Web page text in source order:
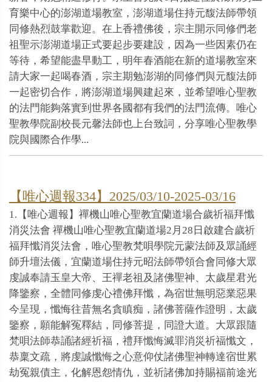
育樂中心的澎湖道場教室，澎湖道場住持元馥法師帶領
同修熱烈鼓掌歡迎。在上香禮佛後，宗主開示同修們老
祖聖示澎湖道場正式要起步要建設，因為一些因素仍在
等待，希望能盡早動工，明年春酒能在新的道場教室來
請大家一起喝春酒，宗主期勉澎湖的同修們與元馥法師
一起密切合作，將澎湖道場興建起來，並希望唯心聖教
的法門能夠落實到世界各國都有我們的法門流傳。唯心
聖教學院副校長元馨法師也上台致詞，分享唯心聖教學
院與國際合作學...
【唯心週報334】2025/03/10-2025-03/16
1.【唯心週報】禪機山唯心聖教宜蘭道場合歲祈福拜懺
消災法會 禪機山唯心聖教宜蘭道場2月28日啟建合歲祈
福拜懺消災法會，唯心聖教梵唄學院元蒙法師及眾誦經
師升壇法儀，宜蘭道場住持元昭法師帶領合會同修大眾
虔誠奉請玉皇大帝、王禪老祖及諸佛聖神、太歲星君光
降鑒察，全體同修虔心禮佛拜懺，為宿世無明惡業惡果
今呈現，懺悔往昔無名貪瞋痴，諸佛菩薩作證明，太歲
鑒察，願能解冤釋結，同修菩提，同證大道。大眾跟隨
梵唄法師恭誦諸經祈福，禮拜懺悔滅罪消災祈福懺文，
恭稟文疏，將虔誠懺悔之心意仰仗諸佛聖神轉達宿世累
劫冤親債主，化解恩怨情仇，並祈諸佛加持賜福前途光